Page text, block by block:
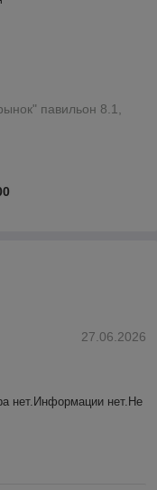
павильон 8.1,
27.06.2026
нет.Информации нет.Не